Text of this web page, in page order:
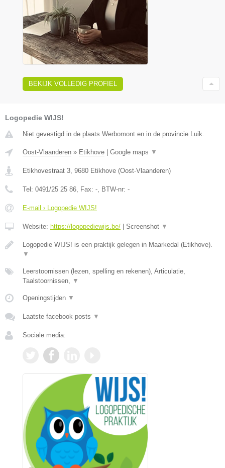
BEKIJK VOLLEDIG PROFIEL
Logopedie WIJS!
Niet gevestigd in de plaats Werbomont en in de provincie Luik.
Oost-Vlaanderen » Etikhove Google maps ▼
Etikhovestraat 3, 9680 Etikhove (Oost-Vlaanderen)
Tel: 0491/25 25 86, Fax: -, BTW-nr: -
E-mail › Logopedie WIJS!
Website: https://logopediewijs.be/ Screenshot ▼
Logopedie WIJS! is een praktijk gelegen in Maarkedal (Etikhove).
▼
Leerstoornissen (lezen, spelling en rekenen), Articulatie,
Taalstoornissen, ▼
Openingstijden ▼
Laatste facebook posts ▼
Sociale media: